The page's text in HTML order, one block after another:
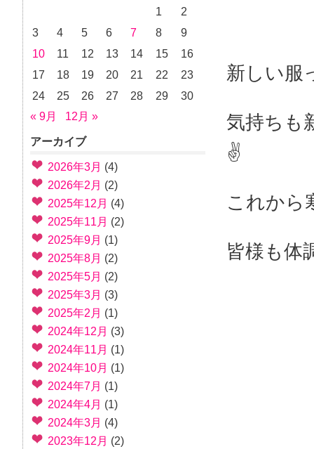
新しい服
気持ちも
✌
これから
皆様も体
1
2
3
4 5 6 7 8
9
10
11 12 13 14 15
16
17
18 19 20 21 22
23
24
25 26 27 28 29
30
« 9月
12月 »
アーカイブ
2026年3月 (4)
2026年2月 (2)
2025年12月 (4)
2025年11月 (2)
2025年9月 (1)
2025年8月 (2)
2025年5月 (2)
2025年3月 (3)
2025年2月 (1)
2024年12月 (3)
2024年11月 (1)
2024年10月 (1)
2024年7月 (1)
2024年4月 (1)
2024年3月 (4)
2023年12月 (2)